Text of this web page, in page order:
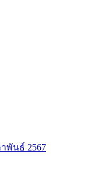
พันธ์ 2567